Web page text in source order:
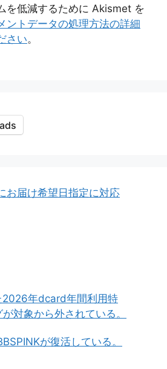
を低減するために Akismet を
ントデータの処理方法の詳細
さい。
お届け希望日指定に対応
2026年dcard年間利用特
対象から外されている。
が復活している。